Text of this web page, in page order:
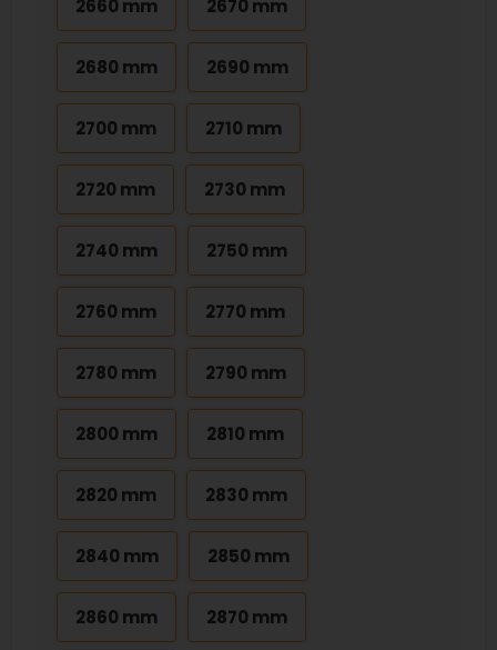
2660 mm 2670 mm
2680 mm 2690 mm
2700 mm 2710 mm
2720 mm 2730 mm
2740 mm 2750 mm
2760 mm 2770 mm
2780 mm 2790 mm
2800 mm 2810 mm
2820 mm 2830 mm
2840 mm 2850 mm
2860 mm 2870 mm